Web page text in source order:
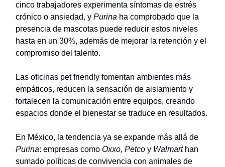
cinco trabajadores experimenta síntomas de estrés
crónico o ansiedad, y Purina ha comprobado que la
presencia de mascotas puede reducir estos niveles
hasta en un 30%, además de mejorar la retención y el
compromiso del talento.
Las oficinas pet friendly fomentan ambientes más
empáticos, reducen la sensación de aislamiento y
fortalecen la comunicación entre equipos, creando
espacios donde el bienestar se traduce en resultados.
En México, la tendencia ya se expande más allá de
Purina: empresas como Oxxo, Petco y Walmart han
sumado políticas de convivencia con animales de